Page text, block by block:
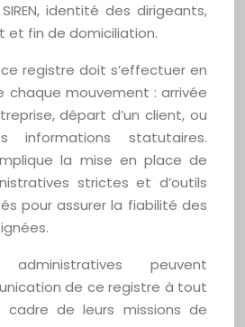
identité des dirigeants,
fin de domiciliation.
registre doit s’effectuer en
chaque mouvement : arrivée
départ d’un client, ou
informations statutaires.
la mise en place de
strictes et d’outils
pour assurer la fiabilité des
peuvent
de ce registre à tout
de leurs missions de